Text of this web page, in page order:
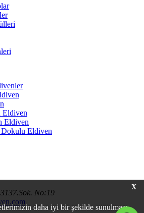
X
daha iyi bir şekilde sunulması
Eldiven
Eldiven
Eldiven
No:19